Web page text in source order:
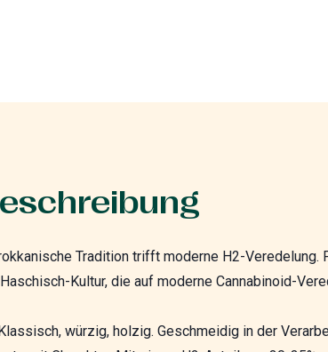
Tradition trifft moderne H2-Veredelung.
Kultur, die auf moderne Cannabinoid-
würzig, holzig. Geschmeidig in der